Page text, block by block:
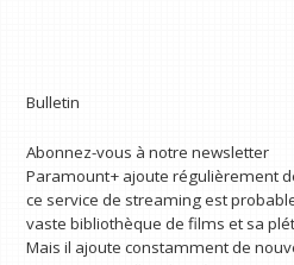
Bulletin
Abonnez-vous à notre newsletter
Paramount+ ajoute régulièrement
ce service de streaming est
vaste bibliothèque de films et sa
Mais il ajoute constamment de